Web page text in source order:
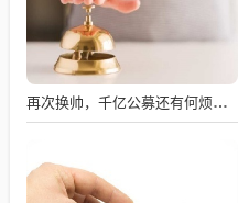
再次换帅，千亿公募还有何烦恼？